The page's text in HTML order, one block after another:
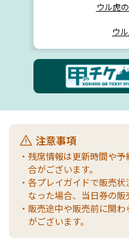
ウル虎
ウ
注意事項
・残席情報は更新時間や
合がございます。
・各プレイガイドで販売
なった場合、当日券の販
・販売途中や販売前に関
がございます。